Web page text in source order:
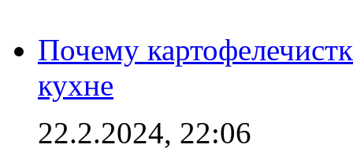
Почему
кухне
22.2.2024, 22:06